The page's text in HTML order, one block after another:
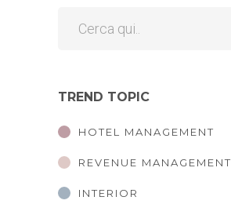
TREND TOPIC
HOTEL MANAGEMENT
REVENUE MANAGEMENT
INTERIOR